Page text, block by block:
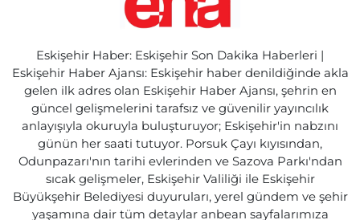
Eskişehir Haber: Eskişehir Son Dakika Haberleri |
Eskişehir Haber Ajansı: Eskişehir haber denildiğinde akla
gelen ilk adres olan Eskişehir Haber Ajansı, şehrin en
güncel gelişmelerini tarafsız ve güvenilir yayıncılık
anlayışıyla okuruyla buluşturuyor; Eskişehir'in nabzını
günün her saati tutuyor. Porsuk Çayı kıyısından,
Odunpazarı'nın tarihi evlerinden ve Sazova Parkı'ndan
sıcak gelişmeler, Eskişehir Valiliği ile Eskişehir
Büyükşehir Belediyesi duyuruları, yerel gündem ve şehir
yaşamına dair tüm detaylar anbean sayfalarımıza